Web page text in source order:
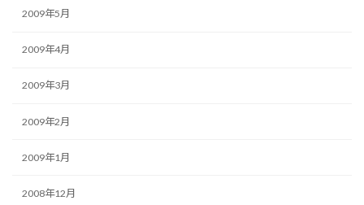
2009年5月
2009年4月
2009年3月
2009年2月
2009年1月
2008年12月